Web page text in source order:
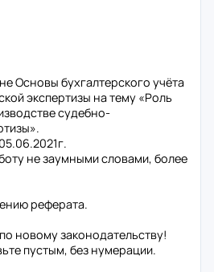
Основы бухгалтерского учёта
экспертизы на тему «Роль
судебно-
не заумными словами, более
реферата.
новому законодательству!
пустым, без нумерации.